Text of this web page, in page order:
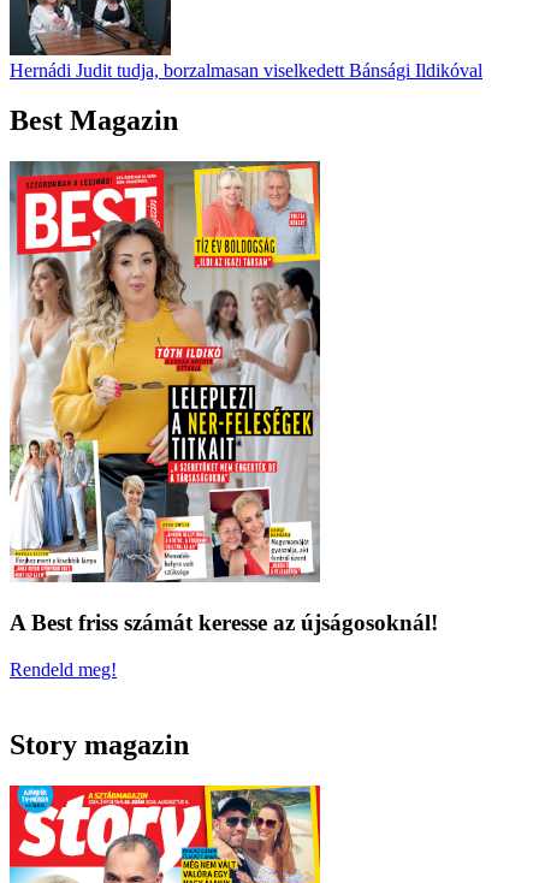
Hernádi Judit tudja, borzalmasan viselkedett Bánsági Ildikóval
Best Magazin
A Best friss számát keresse az újságosoknál!
Rendeld meg!
Story magazin